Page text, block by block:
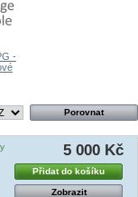
-
5 000 Kč
Přidat do košíku
Zobrazit